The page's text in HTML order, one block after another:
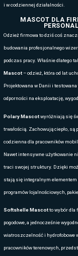
tylko oferta na
codzienna i
biznesowa.
najnowsze trendy
odbiorców.
NOTESY Z
POLÓWKI
Polówki ze
profesjonalny wygląd,
eventów, targów czy
Craft projektuje swoje